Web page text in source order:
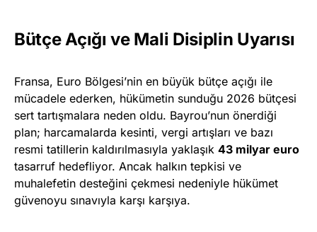
Bütçe Açığı ve Mali Disiplin Uyarısı
Fransa, Euro Bölgesi’nin en büyük bütçe açığı ile
mücadele ederken, hükümetin sunduğu 2026 bütçesi
sert tartışmalara neden oldu. Bayrou’nun önerdiği
plan; harcamalarda kesinti, vergi artışları ve bazı
resmi tatillerin kaldırılmasıyla yaklaşık 43 milyar euro
tasarruf hedefliyor. Ancak halkın tepkisi ve
muhalefetin desteğini çekmesi nedeniyle hükümet
güvenoyu sınavıyla karşı karşıya.